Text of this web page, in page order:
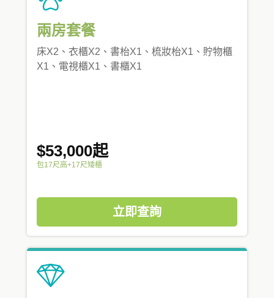
兩房套餐
床X2、衣櫃X2、書枱X1、梳妝枱X1、貯物櫃
X1、電視櫃X1、書櫃X1
$53,000起
包17尺高+17尺矮櫃
立即查詢